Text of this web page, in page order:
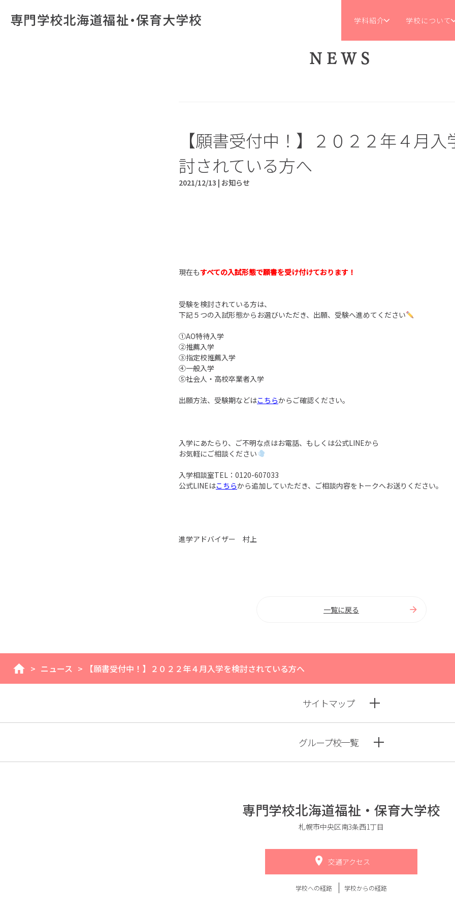
学科紹介 学校について
NEWS
【願書受付中！】２０２２年４月入
討されている方へ
2021/12/13 | お知らせ
現在もすべての入試形態で願書を受け付けております！
受験を検討されている方は、
下記５つの入試形態からお選びいただき、出願、受験へ進めてください
①AO特待入学
②推薦入学
③指定校推薦入学
④一般入学
⑤社会人・高校卒業者入学
出願方法、受験期などはこちらからご確認ください。
入学にあたらり、ご不明な点はお電話、もしくは公式LINEから
お気軽にご相談ください
入学相談室TEL：0120-607033
公式LINEはこちらから追加していただき、ご相談内容をトークへお送りください。
進学アドバイザー 村上
一覧に戻る
home
> ニュース > 【願書受付中！】２０２２年４月入学を検討されている方へ
サイトマップ
グループ校一覧
専門学校北海道福祉・保育大学校
札幌市中央区南3条西1丁目
交通アクセス
学校への経路 学校からの経路